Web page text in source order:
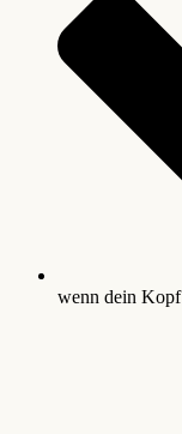
wenn dein